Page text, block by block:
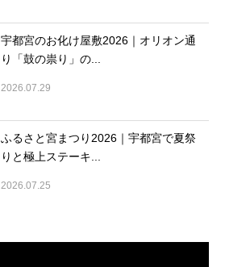
宇都宮のお化け屋敷2026｜オリオン通
り「鼓の祟り」の...
2026.07.29
ふるさと宮まつり2026｜宇都宮で夏祭
りと極上ステーキ...
2026.07.25